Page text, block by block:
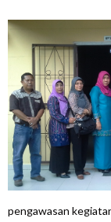
pengawasan